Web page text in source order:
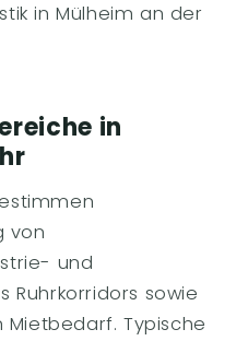
in Mülheim an der
in
von
und
Ruhrkorridors sowie
Typische